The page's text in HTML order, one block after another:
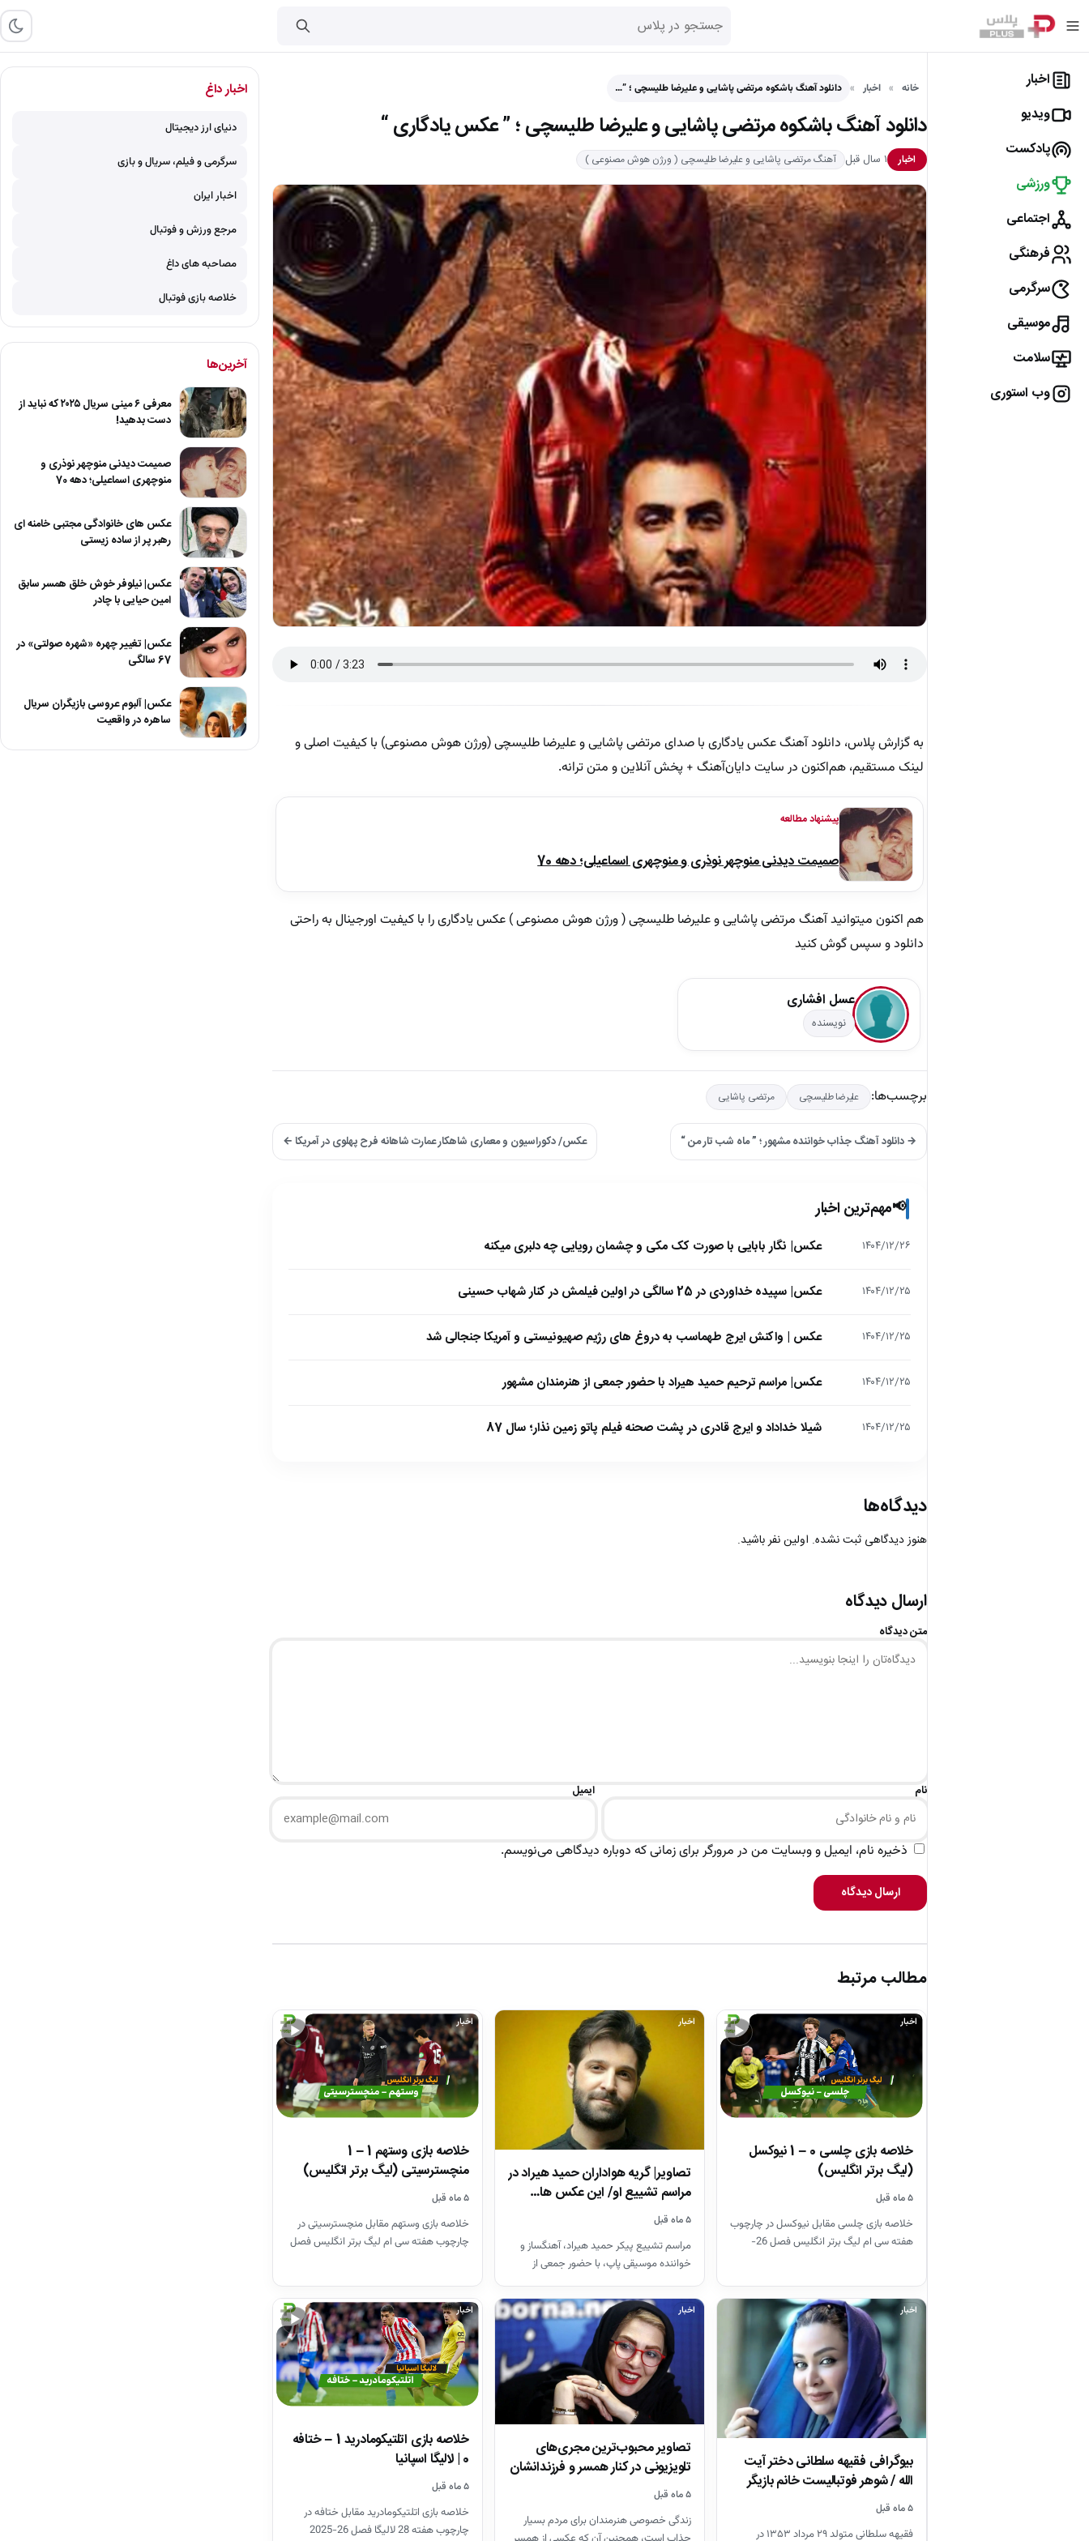
اخبار
ویدیو
پادکست
ورزشی
اجتماعی
فرهنگی
سرگرمی
موسیقی
سلامت
وب استوری
خانه اخبار دانلود آهنگ باشکوه مرتضی پاشایی و علیرضا طلیسچی ؛ ”…
دانلود آهنگ باشکوه مرتضی پاشایی و علیرضا طلیسچی ؛ ” عکس یادگاری “
اخبار ۱ سال قبل آهنگ مرتضی پاشایی و علیرضا طلیسچی ( ورژن هوش مصنوعی )
به گزارش پلاس، دانلود آهنگ عکس یادگاری با صدای مرتضی پاشایی و علیرضا طلیسچی (ورژن هوش مصنوعی) با کیفیت اصلی و
لینک مستقیم، هم‌اکنون در سایت دایان‌آهنگ + پخش آنلاین و متن ترانه.
پیشنهاد مطالعه
صمیمت دیدنی منوچهر نوذری و منوچهری اسماعیلی؛ دهه 70
هم اکنون میتوانید آهنگ مرتضی پاشایی و علیرضا طلیسچی ( ورژن هوش مصنوعی ) عکس یادگاری را با کیفیت اورجینال به راحتی
دانلود و سپس گوش کنید
عسل افشاری
نویسنده
برچسب‌ها: علیرضا طلیسچی مرتضی پاشایی
→ دانلود آهنگ جذاب خواننده مشهور ؛ ” ماه شب تار من “ عکس/ دکوراسیون و معماری شاهکار عمارت شاهانه فرح پهلوی در آمریکا ←
📢مهم‌ترین اخبار
۱۴۰۴/۱۲/۲۶ عکس| نگار بابایی با صورت کک مکی و چشمان رویایی چه دلبری میکنه
۱۴۰۴/۱۲/۲۵ عکس| سپیده خداوردی در 25 سالگی در اولین فیلمش در کنار شهاب حسینی
۱۴۰۴/۱۲/۲۵ عکس | واکنش ایرج طهماسب به دروغ های رژیم صهیونیستی و آمریکا جنجالی شد
۱۴۰۴/۱۲/۲۵ عکس| مراسم ترحیم حمید هیراد با حضور جمعی از هنرمندان مشهور
۱۴۰۴/۱۲/۲۵ شیلا خداداد و ایرج قادری در پشت صحنه فیلم پاتو زمین نذار؛ سال 87
دیدگاه‌ها
هنوز دیدگاهی ثبت نشده. اولین نفر باشید.
ارسال دیدگاه
متن دیدگاه
نام ایمیل
ذخیره نام، ایمیل و وبسایت من در مرورگر برای زمانی که دوباره دیدگاهی می‌نویسم.
ارسال دیدگاه
مطالب مرتبط
▶
اخبار
خلاصه بازی چلسی 0 – 1 نیوکسل
(لیگ برتر انگلیس)
۵ ماه قبل
خلاصه بازی چلسی مقابل نیوکسل در چارچوب
هفته سی ام لیگ برتر انگلیس فصل 26-
اخبار
تصاویر| گریه هواداران حمید هیراد در
مراسم تشییع او/ این عکس ها…
۵ ماه قبل
مراسم تشییع پیکر حمید هیراد، آهنگساز و
خواننده موسیقی پاپ، با حضور جمعی از
▶
اخبار
خلاصه بازی وستهم 1 – 1
منچسترسیتی (لیگ برتر انگلیس)
۵ ماه قبل
خلاصه بازی وستهم مقابل منچسترسیتی در
چارچوب هفته سی ام لیگ برتر انگلیس فصل
اخبار
بیوگرافی فقیهه سلطانی دختر آیت
الله / شوهر فوتبالیست خانم بازیگر
را…
۵ ماه قبل
فقیهه سلطانی متولد ۲۹ مرداد ۱۳۵۳ در
اخبار
تصاویر محبوب‌ترین مجری‌های
تلویزیونی در کنار همسر و فرزندانشان
+ بیوگرافی
۵ ماه قبل
زندگی خصوصی هنرمندان برای مردم بسیار
▶
اخبار
خلاصه بازی اتلتیکومادرید 1 – ختافه
0 | لالیگا اسپانیا
۵ ماه قبل
خلاصه بازی اتلتیکومادرید مقابل ختافه در
چارچوب هفته 28 لالیگا فصل 26-2025
اخبار داغ
دنیای ارز دیجیتال
سرگرمی و فیلم، سریال و بازی
اخبار ایران
مرجع ورزش و فوتبال
مصاحبه های داغ
خلاصه بازی فوتبال
آخرین‌ها
معرفی ۶ مینی سریال ۲۰۲۵ که نباید از
دست بدهید!
صمیمت دیدنی منوچهر نوذری و
منوچهری اسماعیلی؛ دهه 70
عکس های خانوادگی مجتبی خامنه ای
رهبر پر از ساده زیستی
عکس| نیلوفر خوش خلق همسر سابق
امین حیایی با چادر
عکس| تغییر چهره «شهره صولتی» در
67 سالگی
عکس| آلبوم عروسی بازیگران سریال
ساهره در واقعیت